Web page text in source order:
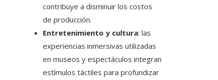
contribuye a disminuir los costos
de producción.
Entretenimiento y cultura: las
experiencias inmersivas utilizadas
en museos y espectáculos integran
estímulos táctiles para profundizar